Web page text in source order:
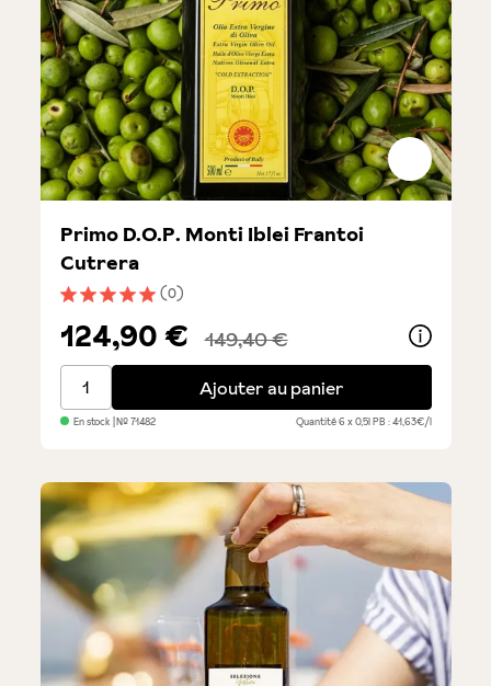
Note moyenne de 5 sur 5 étoiles
(0)
Primo D.O.P. Monti Iblei Frantoi
Cutrera
124,90 € 149,40 €
Primo D.O.P. Monti Iblei Frantoi Cutrera
Ajouter au panier
En stock | №71482 Quantité6 x 0,5lPB : 41,63€/l